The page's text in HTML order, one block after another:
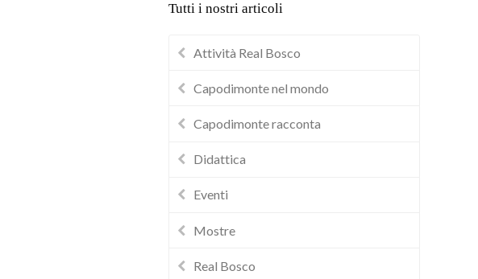
Tutti i nostri articoli
Attività Real Bosco
Capodimonte nel mondo
Capodimonte racconta
Didattica
Eventi
Mostre
Real Bosco